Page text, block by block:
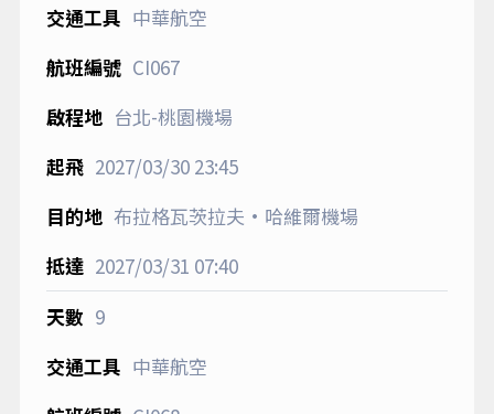
中華航空
CI067
台北-桃園機場
2027/03/3023:45
布拉格瓦茨拉夫·哈維爾機場
2027/03/31 07:40
9
中華航空